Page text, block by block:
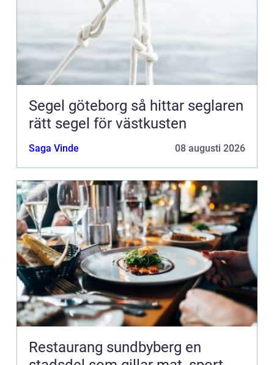
Segel göteborg så hittar seglaren
rätt segel för västkusten
Saga Vinde 08 augusti 2026
Restaurang sundbyberg en